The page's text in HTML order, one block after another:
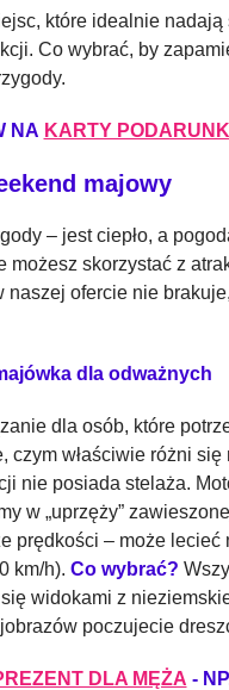
które idealnie
Co wybrać, by
NA KARTY
majowy
– jest ciepło, a
skorzystać z
ofercie nie
dla odważnych
dla osób, które
właściwie różni
nie posiada stelaża.
w „uprzęży”
prędkości – może
km/h). Co wybrać?
widokami z
poczujecie
DLA MĘŻA -